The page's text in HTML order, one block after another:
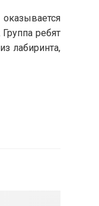
ребят
лабиринта,